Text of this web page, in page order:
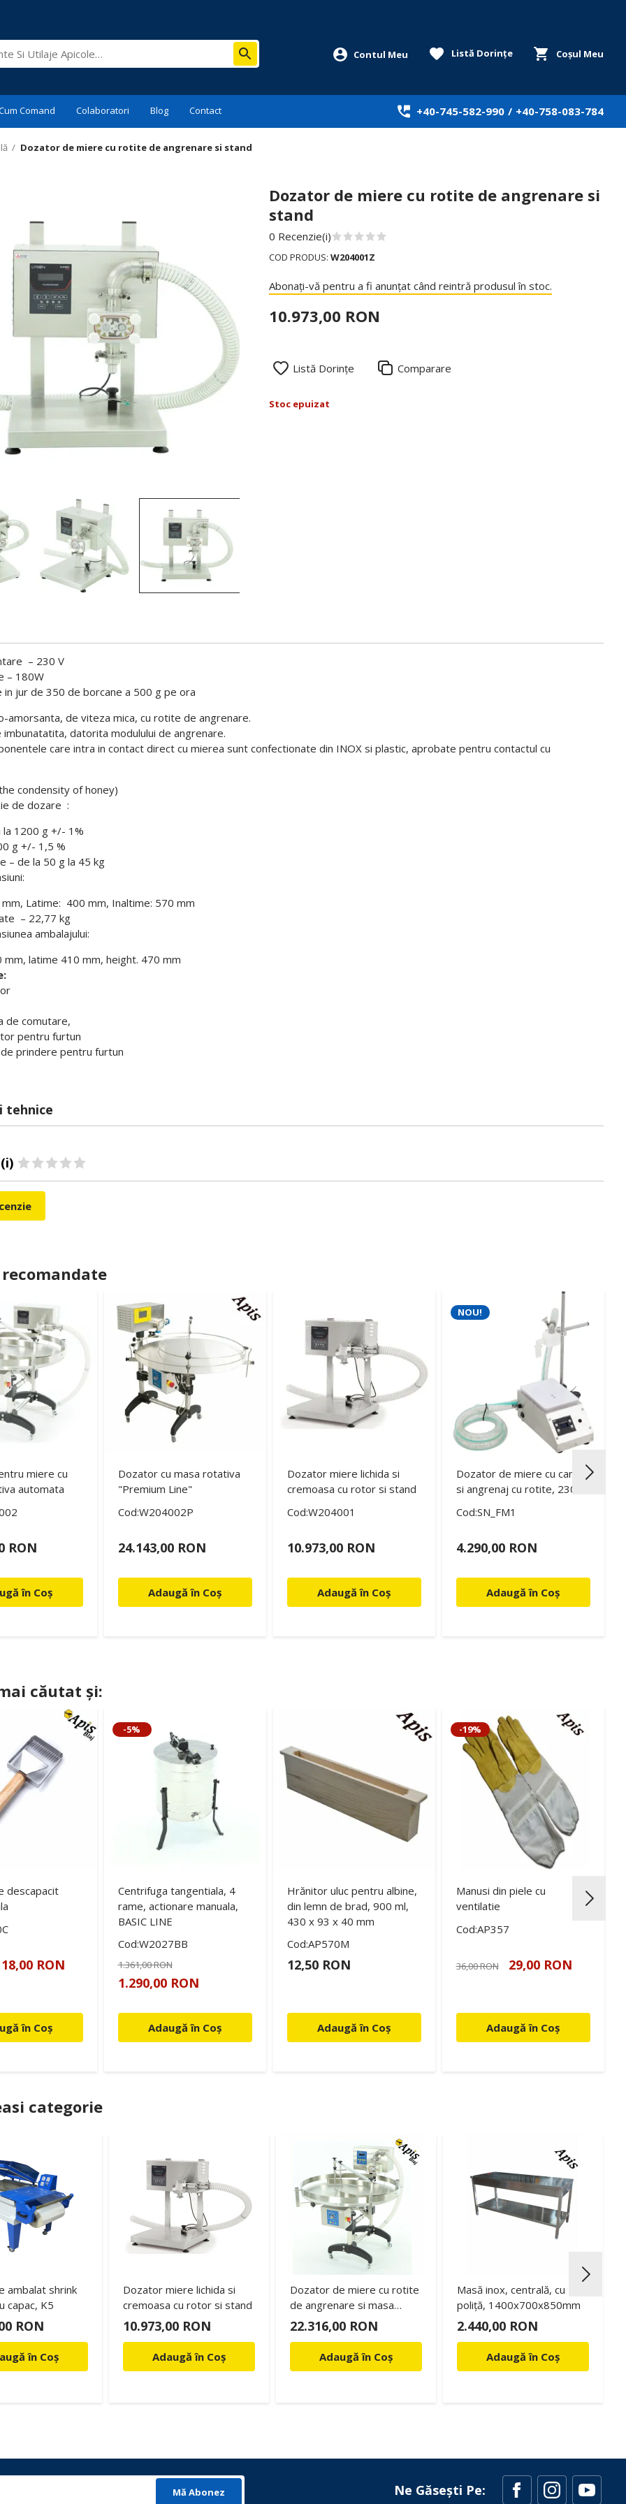
Coșul Meu
Listă Dorințe
Comand Colaboratori Blog Contact +40-745-582-990 / +40-758-083-784
/ Dozator de miere cu rotite de angrenare si stand
Dozator de miere cu rotite de angrenare si
stand
0 Recenzie(i)
COD PRODUS:W204001Z
Abonați-vă pentru a fi anunțat când reintră produsul în stoc.
10.973,00 RON
Listă Dorințe Comparare
Stoc epuizat
– 230 V
180W
de 350 de borcane a 500 g pe ora
amorsanta, de viteza mica, cu rotite de angrenare.
imbunatatita, datorita modulului de angrenare.
care intra in contact direct cu mierea sunt confectionate din INOX si plastic, aprobate pentru contactul cu
condensity of honey)
dozare :
g +/- 1%
g +/- 1,5 %
de la 50 g la 45 kg
mm, Latime: 400 mm, Inaltime: 570 mm
– 22,77 kg
ambalajului:
mm, latime 410 mm, height. 470 mm
:
comutare,
pentru furtun
prindere pentru furtun
tehnice
recomandate
miere cu
automata
RON
în Coș
Dozator cu masa rotativa
"Premium Line"
Cod:W204002P
24.143,00 RON
Adaugă în Coș
Dozator miere lichida si
cremoasa cu rotor si stand
Cod:W204001
10.973,00 RON
Adaugă în Coș
NOU!
Dozator de miere cu cantar
si angrenaj cu rotite, 230V
Cod:SN_FM1
4.290,00 RON
Adaugă în Coș
căutat și:
descapacit
18,00 RON
în Coș
-5%
Centrifuga tangentiala, 4
rame, actionare manuala,
BASIC LINE
Cod:W2027BB
1.361,00 RON
1.290,00 RON
Adaugă în Coș
Hrănitor uluc pentru albine,
din lemn de brad, 900 ml,
430 x 93 x 40 mm
Cod:AP570M
12,50 RON
Adaugă în Coș
-19%
Manusi din piele cu
ventilatie
Cod:AP357
36,00 RON 29,00 RON
Adaugă în Coș
categorie
ambalat shrink
capac, K5
RON
în Coș
Dozator miere lichida si
cremoasa cu rotor si stand
10.973,00 RON
Adaugă în Coș
Dozator de miere cu rotite
de angrenare si masa
rotativa
22.316,00 RON
Adaugă în Coș
Masă inox, centrală, cu
poliță, 1400x700x850mm
2.440,00 RON
Adaugă în Coș
Mă Abonez Ne Găsești Pe: